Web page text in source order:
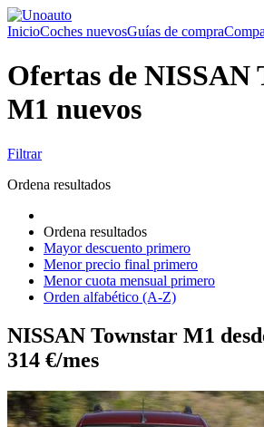
InicioCoches nuevosGuías de compra
Ofertas de NISSAN
M1 nuevos
Filtrar
Ordena resultados
Ordena resultados
Mayor descuento primero
Menor precio final primero
Menor cuota mensual primero
Orden alfabético (A-Z)
NISSAN Townstar M1
314 €/mes